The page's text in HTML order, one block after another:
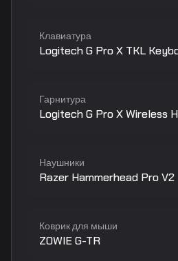
Клавиатура
Logitech G Pro X TKL
Гарнитура
Logitech G Pro X Wireless
Наушники
Razer Hammerhead Pro V2
Коврик для мыши
ZOWIE G-TR